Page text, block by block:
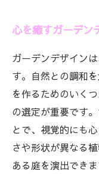
心を癒すガーデン
ガーデンデザイン
す。自然との調和
を作るためのいく
の選定が重要です
とで、視覚的にも
さや形状が異なる
ある庭を演出でき